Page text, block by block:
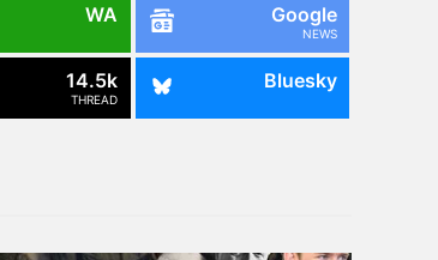
WA Google
NEWS
14.5k
THREAD
Bluesky